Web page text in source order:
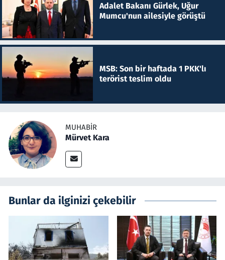
Adalet Bakanı Gürlek, Uğur
Mumcu'nun ailesiyle görüştü
MSB: Son bir haftada 1 PKK'lı
terörist teslim oldu
MUHABIR
Mürvet Kara
Bunlar da ilginizi çekebilir